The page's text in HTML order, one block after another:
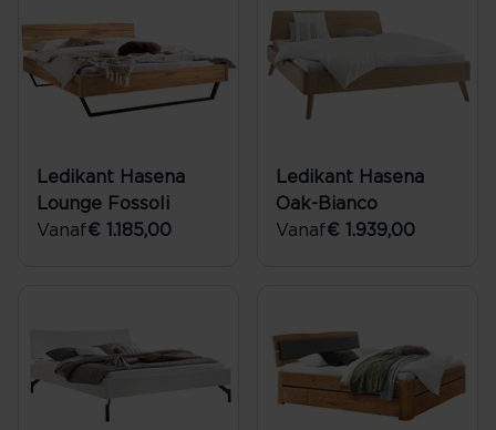
Ledikant Hasena
Lounge Fossoli
Vanaf€ 1.185,00
Ledikant Hasena
Oak-Bianco
Vanaf€ 1.939,00